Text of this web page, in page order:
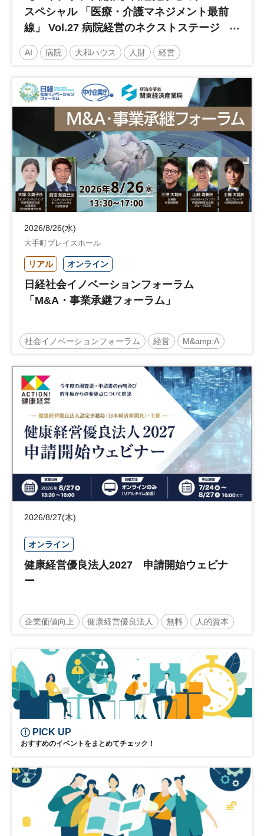
スペシャル 「医療・介護マネジメント最前
線」 Vol.27 病院経営のネクストステージ
～診療報酬改定のその先 AI・DX・人財戦
略で描く持続可能な未来へ～
AI 病院 大和ハウス 人財 経営
人材戦略
日経健康セミナー 病院経営 診療報酬
土日祝開催
2026/8/26(水)
大手町プレイスホール
リアル オンライン
日経社会イノベーションフォーラム
「M&A・事業承継フォーラム」
社会イノベーションフォーラム 経営 M&amp;A
事業承継 中堅中小企業
日経社会イノベーションフォーラム 参加無料
2026/8/27(木)
オンライン
健康経営優良法人2027 申請開始ウェビナ
ー
企業価値向上 健康経営優良法人 無料 人的資本
PICK UP
おすすめのイベントをまとめてチェック！